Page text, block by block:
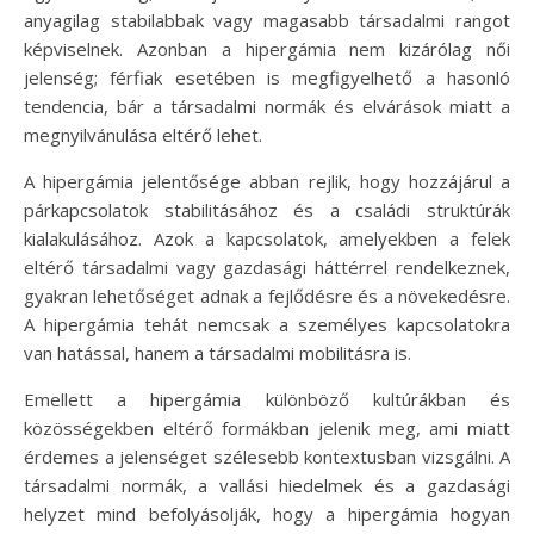
anyagilag stabilabbak vagy magasabb társadalmi rangot
képviselnek. Azonban a hipergámia nem kizárólag női
jelenség; férfiak esetében is megfigyelhető a hasonló
tendencia, bár a társadalmi normák és elvárások miatt a
megnyilvánulása eltérő lehet.
A hipergámia jelentősége abban rejlik, hogy hozzájárul a
párkapcsolatok stabilitásához és a családi struktúrák
kialakulásához. Azok a kapcsolatok, amelyekben a felek
eltérő társadalmi vagy gazdasági háttérrel rendelkeznek,
gyakran lehetőséget adnak a fejlődésre és a növekedésre.
A hipergámia tehát nemcsak a személyes kapcsolatokra
van hatással, hanem a társadalmi mobilitásra is.
Emellett a hipergámia különböző kultúrákban és
közösségekben eltérő formákban jelenik meg, ami miatt
érdemes a jelenséget szélesebb kontextusban vizsgálni. A
társadalmi normák, a vallási hiedelmek és a gazdasági
helyzet mind befolyásolják, hogy a hipergámia hogyan